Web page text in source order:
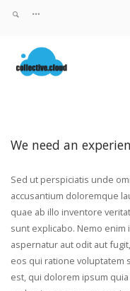
We need an
Sed ut perspiciatis unde
accusantium doloremque
quae ab illo inventore
sunt explicabo. Nemo
aspernatur aut odit aut
eos qui ratione voluptatem
est, qui dolorem ipsum